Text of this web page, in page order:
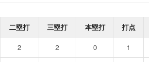
二塁打 三塁打 本塁打 打点
2 2 0 1